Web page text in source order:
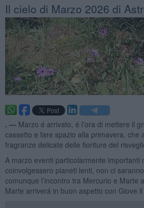
​Il cielo di Marzo 2026 di
. — Marzo é arrivato, é l’ora di mettere il
cassetto e fare spazio alla primavera, che
fragranze delicate delle fioriture del
A marzo eventi particolarmente importanti
coinvolgessero pianeti lenti, non ci
comunque l’incontro tra Mercurio e Marte
Marte arriverá in buon aspetto con Giove il